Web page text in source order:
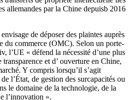
allemandes par la Chine depuisb 2016
de déposer des plaintes auprès
du commerce (OMC). Selon un porte-
l’UE « défend la nécessité d’une plus
et d’ ouverture en Chine,
Y compris lorsqu’il s’agit
l’État, de gestion des surcapacités ou
le domaine de la technologie, de la
l’innovation ».